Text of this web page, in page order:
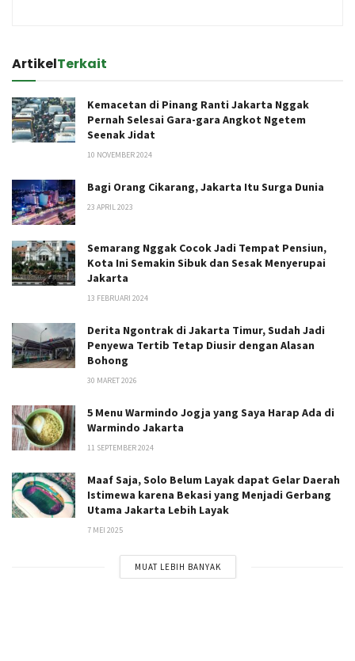
ArtikelTerkait
Kemacetan di Pinang Ranti Jakarta Nggak
Pernah Selesai Gara-gara Angkot Ngetem
Seenak Jidat
10 NOVEMBER 2024
Bagi Orang Cikarang, Jakarta Itu Surga Dunia
23 APRIL 2023
Semarang Nggak Cocok Jadi Tempat Pensiun,
Kota Ini Semakin Sibuk dan Sesak Menyerupai
Jakarta
13 FEBRUARI 2024
Derita Ngontrak di Jakarta Timur, Sudah Jadi
Penyewa Tertib Tetap Diusir dengan Alasan
Bohong
30 MARET 2026
5 Menu Warmindo Jogja yang Saya Harap Ada di
Warmindo Jakarta
11 SEPTEMBER 2024
Maaf Saja, Solo Belum Layak dapat Gelar Daerah
Istimewa karena Bekasi yang Menjadi Gerbang
Utama Jakarta Lebih Layak
7 MEI 2025
MUAT LEBIH BANYAK